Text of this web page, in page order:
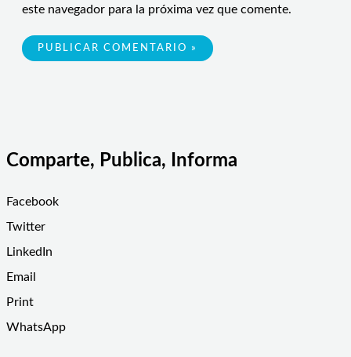
este navegador para la próxima vez que comente.
Comparte, Publica, Informa
Facebook
Twitter
LinkedIn
Email
Print
WhatsApp